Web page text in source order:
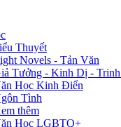
Thuyết
Novels - Tản Văn
Tưởng - Kinh Dị -
Học Kinh Điển
Tình
thêm
Học LGBTQ+